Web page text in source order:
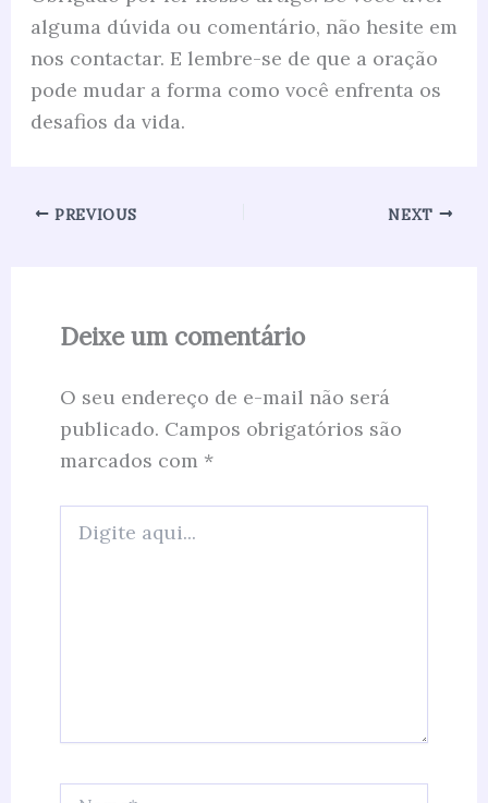
alguma dúvida ou comentário, não hesite em
nos contactar. E lembre-se de que a oração
pode mudar a forma como você enfrenta os
desafios da vida.
PREVIOUS NEXT
Deixe um comentário
O seu endereço de e-mail não será
publicado. Campos obrigatórios são
marcados com *
aqui...